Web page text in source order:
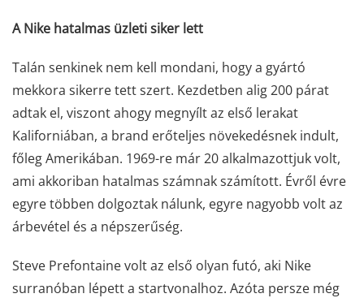
A Nike hatalmas üzleti siker lett
Talán senkinek nem kell mondani, hogy a gyártó
mekkora sikerre tett szert. Kezdetben alig 200 párat
adtak el, viszont ahogy megnyílt az első lerakat
Kaliforniában, a brand erőteljes növekedésnek indult,
főleg Amerikában. 1969-re már 20 alkalmazottjuk volt,
ami akkoriban hatalmas számnak számított. Évről évre
egyre többen dolgoztak nálunk, egyre nagyobb volt az
árbevétel és a népszerűség.
Steve Prefontaine volt az első olyan futó, aki Nike
surranóban lépett a startvonalhoz. Azóta persze még